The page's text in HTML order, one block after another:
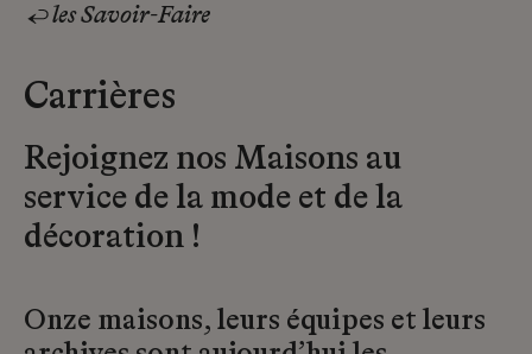
les Savoir-Faire
Carrières
Rejoignez nos Maisons au
service de la mode et de la
décoration !
Onze maisons, leurs équipes et leurs